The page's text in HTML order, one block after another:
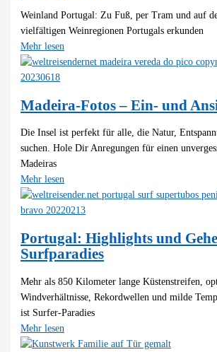
Weinland Portugal: Zu Fuß, per Tram und auf
vielfältigen Weinregionen Portugals erkunden
Mehr lesen
Madeira-Fotos – Ein- und
Die Insel ist perfekt für alle, die Natur,
suchen. Hole Dir Anregungen für einen
Madeiras
Mehr lesen
Portugal: Highlights und
Surfparadies
Mehr als 850 Kilometer lange Küstenstreifen,
Windverhältnisse, Rekordwellen und milde
ist Surfer-Paradies
Mehr lesen